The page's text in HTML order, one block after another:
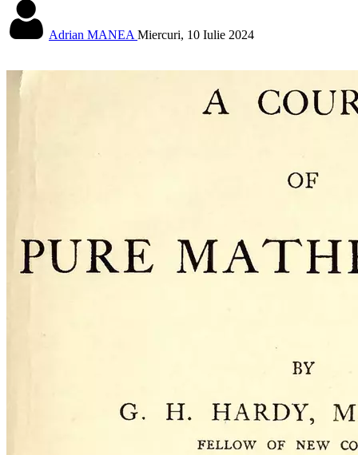
Adrian MANEA Miercuri, 10 Iulie 2024